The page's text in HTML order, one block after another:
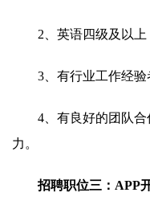
2、英语四级及以上
3、有行业工作经验
4、有良好的团队
力。
招聘职位三：APP